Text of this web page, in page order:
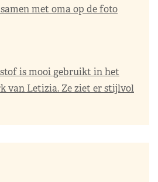
met oma op de foto
is mooi gebruikt in het
van Letizia. Ze ziet er stijlvol